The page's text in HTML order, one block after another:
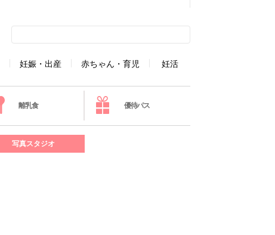
妊娠・出産 赤ちゃん・育児 妊活
離乳食 優待パス
写真スタジオ